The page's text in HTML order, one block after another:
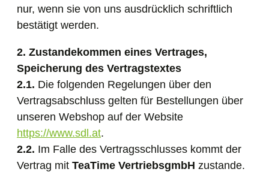
nur, wenn sie von uns ausdrücklich schriftlich
bestätigt werden.
2. Zustandekommen eines Vertrages,
Speicherung des Vertragstextes
2.1. Die folgenden Regelungen über den
Vertragsabschluss gelten für Bestellungen über
unseren Webshop auf der Website
https://www.sdl.at.
2.2. Im Falle des Vertragsschlusses kommt der
Vertrag mit TeaTime VertriebsgmbH zustande.